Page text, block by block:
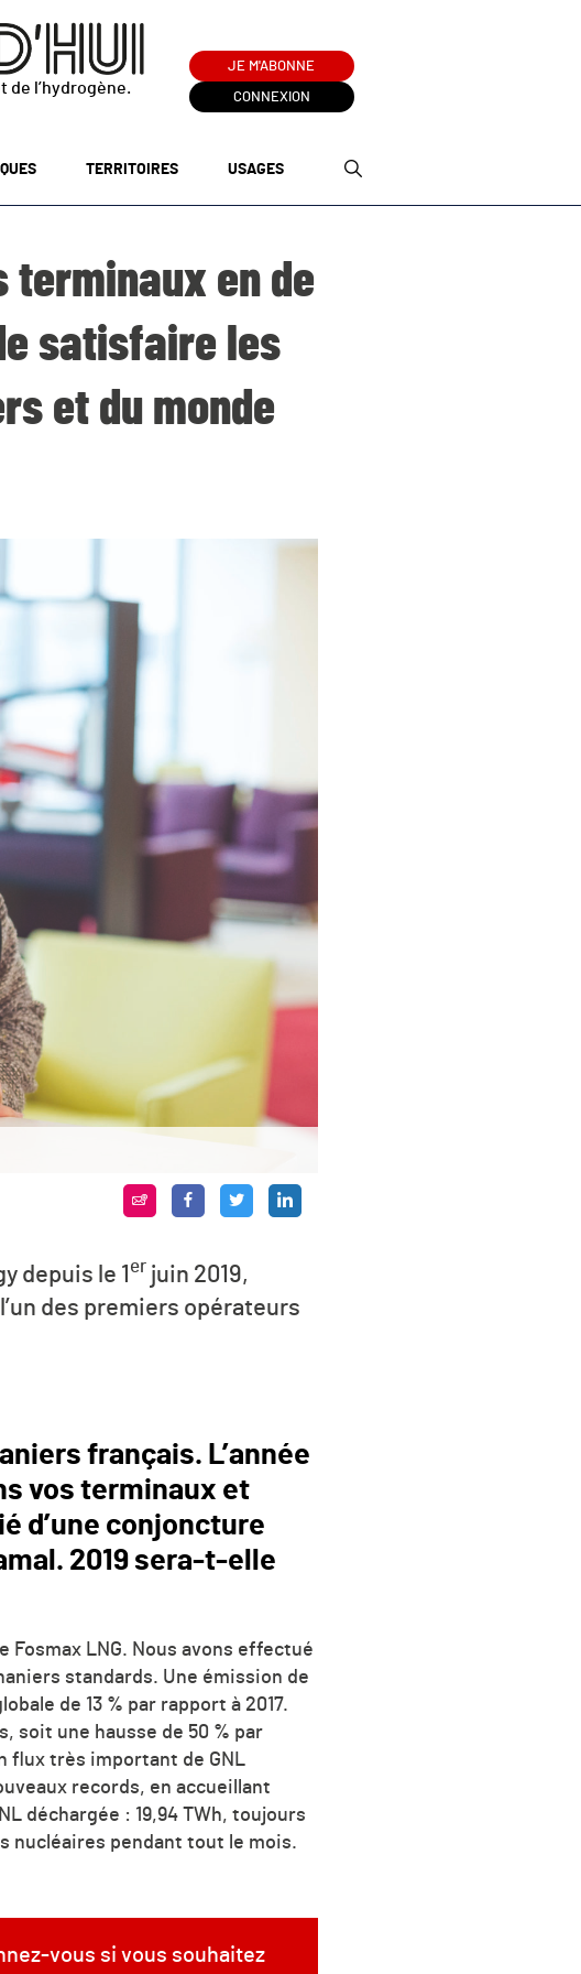
de l’hydrogène.
JE M'ABONNE
CONNEXION
TERRITOIRES USAGES
terminaux en de
satisfaire les
et du monde
depuis le 1 er juin 2019,
des premiers opérateurs
français. L’année
vos terminaux et
d’une conjoncture
2019 sera-t-elle
Fosmax LNG. Nous avons effectué
standards. Une émission de
de 13 % par rapport à 2017.
soit une hausse de 50 % par
flux très important de GNL
records, en accueillant
déchargée : 19,94 TWh, toujours
nucléaires pendant tout le mois.
vous si vous souhaitez